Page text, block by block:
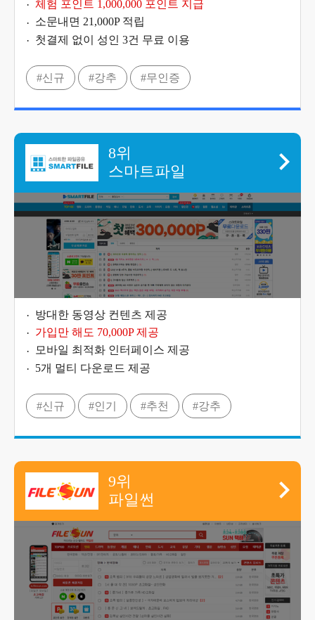
체험 포인트 1,000,000 포인트 지급
소문내면 21,000P 적립
첫결제 없이 성인 3건 무료 이용
#신규 #강추 #무인증
8위
스마트파일
방대한 동영상 컨텐츠 제공
가입만 해도 70,000P 제공
모바일 최적화 인터페이스 제공
5개 멀티 다운로드 제공
#신규 #인기 #추천 #강추
9위
파일썬